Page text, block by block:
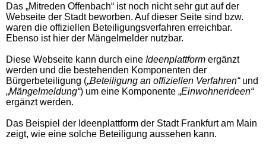
Das „Mitreden Offenbach“ ist noch nicht sehr gut auf der
Webseite der Stadt beworben. Auf dieser Seite sind bzw.
waren die offiziellen Beteiligungsverfahren erreichbar.
Ebenso ist hier der Mängelmelder nutzbar.
Diese Webseite kann durch eine Ideenplattform ergänzt
werden und die bestehenden Komponenten der
Bürgerbeteiligung („Beteiligung an offiziellen Verfahren“und
„Mängelmeldung“) um eine Komponente „Einwohnerideen“
ergänzt werden.
Das Beispiel der Ideenplattform der Stadt Frankfurt am Main
zeigt, wie eine solche Beteiligung aussehen kann.